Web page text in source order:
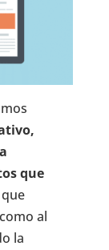
que
al
la